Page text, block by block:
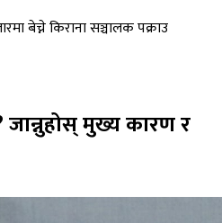
जान्नुहोस् मुख्य कारण र